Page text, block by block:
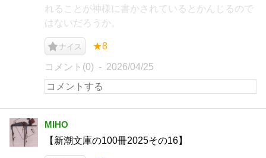
れることが神様に書かされているとかんじるので
はないだろうか。
ナイス ★8
コメント(0) 2026/04/25
MIHO
【新潮文庫の100冊2025その16】